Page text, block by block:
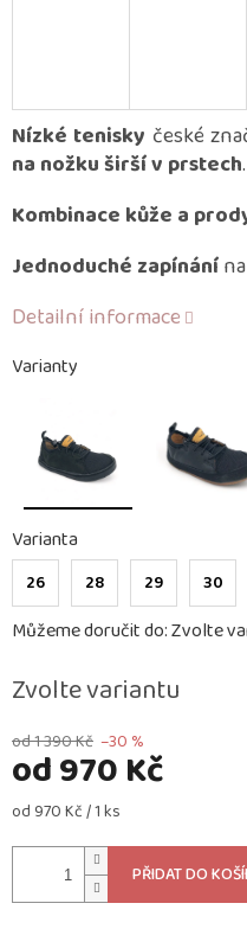
od 1 390 Kč –30 %
od970 Kč
Měrná
od 970 Kč / 1 ks
Zvolte variantu
Varianty
Varianta
26 28 29 30
Můžeme doručit do:Zvolte
PŘIDAT DO
Nízké tenisky české
na nožku širší v prstech.
Kombinace kůže a
Jednoduché zapínání
Detailní informace